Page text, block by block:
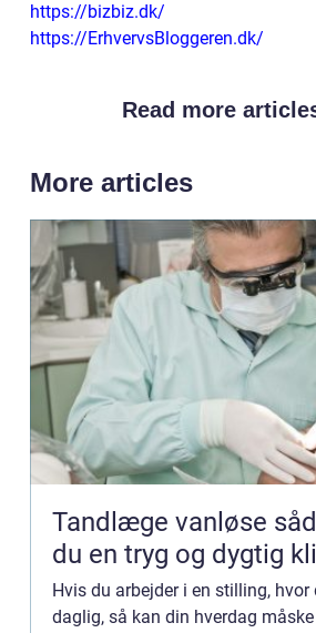
https://bizbiz.dk/
https://ErhvervsBloggeren.dk/
Read more
More articles
Tandlæge vanløse sådan vælger
du en tryg og dygtig
Hvis du arbejder i en stilling, hvor
daglig, så kan din hverdag